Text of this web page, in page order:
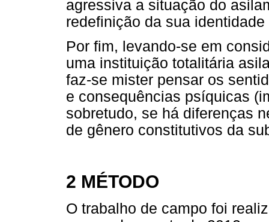
agressiva a situação do
redefinição da sua
Por fim, levando-se em
uma instituição totalitária
faz-se mister pensar os
e consequências psíquicas
sobretudo, se há diferenças
de gênero constitutivos da
2 MÉTODO
O trabalho de campo foi